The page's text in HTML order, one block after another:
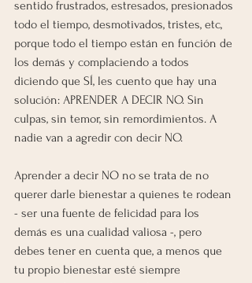
sentido frustrados, estresados, presionados
todo el tiempo, desmotivados, tristes, etc,
porque todo el tiempo están en función de
los demás y complaciendo a todos
diciendo que SÍ, les cuento que hay una
solución: APRENDER A DECIR NO. Sin
culpas, sin temor, sin remordimientos. A
nadie van a agredir con decir NO.
Aprender a decir NO no se trata de no
querer darle bienestar a quienes te rodean
- ser una fuente de felicidad para los
demás es una cualidad valiosa -, pero
debes tener en cuenta que, a menos que
tu propio bienestar esté siempre